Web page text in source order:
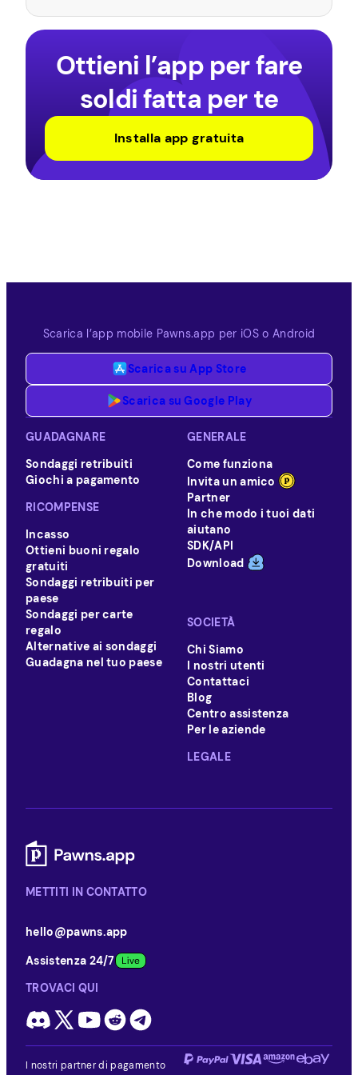
Ottieni l’app per fare
soldi fatta per te
Installa app gratuita
Scarica l’app mobile Pawns.app per iOS o Android
Scarica su App Store
Scarica su Google Play
METTITI IN CONTATTO
hello@pawns.app
Assistenza 24/7
TROVACI QUI
GUADAGNARE
Sondaggi retribuiti
Giochi a pagamento
RICOMPENSE
Incasso
Ottieni buoni regalo
gratuiti
Sondaggi retribuiti per
paese
Sondaggi per carte
regalo
Alternative ai sondaggi
Guadagna nel tuo paese
GENERALE
Come funziona
Invita un amico
Partner
In che modo i tuoi dati
aiutano
SDK/API
Download
SOCIETÀ
Chi Siamo
I nostri utenti
Contattaci
Blog
Centro assistenza
Per le aziende
LEGALE
I nostri partner di pagamento